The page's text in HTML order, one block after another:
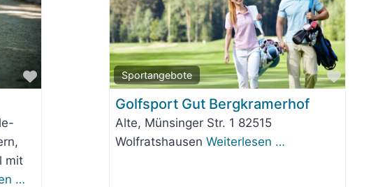
Favorit
mit
…
Sportangebote
Golfsport Gut Bergkramerhof
Alte, Münsinger Str. 1 82515
WolfratshausenWeiterlesen …